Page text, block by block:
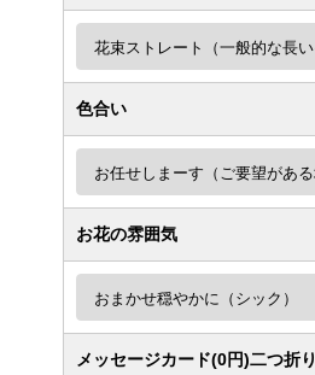
色合い
お花の雰囲気
メッセージカード(0円)二つ折り